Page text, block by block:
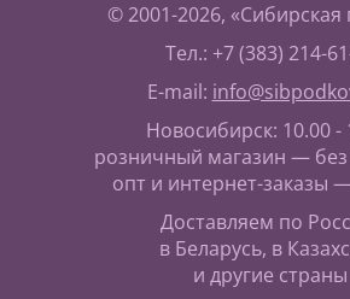
© 2001-2026, «Сибирская
Тел.: +7 (383) 214-
E-mail:
Новосибирск: 10.00 -
розничный магазин —
опт и интернет-заказы
Доставляем по
в Беларусь, в
и другие страны